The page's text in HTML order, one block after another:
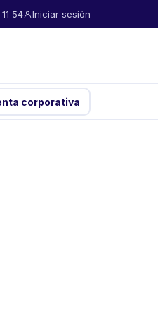
54 Iniciar sesión
corporativa